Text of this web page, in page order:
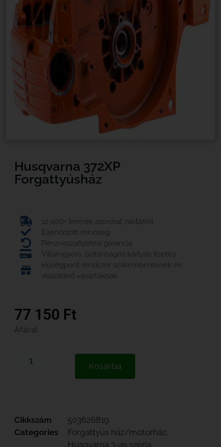
Husqvarna 372XP
Forgattyúsház
12 000+ termék azonnal, raktárról
Ellenőrzött minőség
Pénzvisszafizetési garancia
Villámgyors, biztonságos kártyás fizetés
Hűségpont rendszer szakembereknek és
visszatérő vásárlóknak
77 150 Ft
Áfával
Kosárba
Cikkszám
503626819
Categories
Forgattyús ház/motorház,
Husqvarna 3-as széria